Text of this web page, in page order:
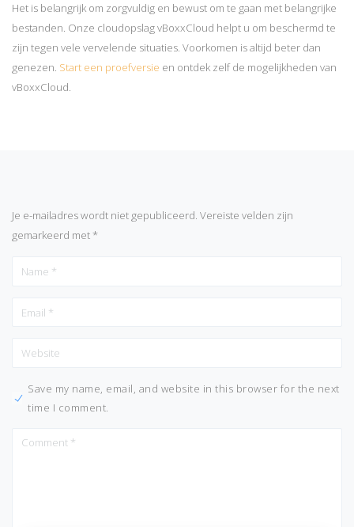
Het is belangrijk om zorgvuldig en bewust om te gaan met belangrijke
bestanden. Onze cloudopslag vBoxxCloud helpt u om beschermd te
zijn tegen vele vervelende situaties. Voorkomen is altijd beter dan
genezen. Start een proefversie en ontdek zelf de mogelijkheden van
vBoxxCloud.
Je e-mailadres wordt niet gepubliceerd. Vereiste velden zijn
gemarkeerd met*
Save my name, email, and website in this browser for the next
time I comment.